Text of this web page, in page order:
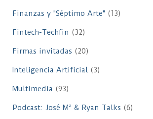
Finanzas y "Séptimo Arte" (13)
Fintech-Techfin (32)
Firmas invitadas (20)
Inteligencia Artificial(3)
Multimedia (93)
Podcast: José Mª & Ryan Talks (6)